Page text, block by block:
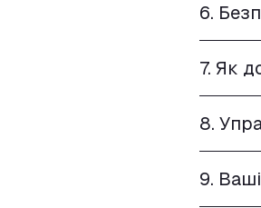
6.
7. Як
8.
9.